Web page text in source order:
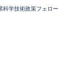
科学技術政策フェロー